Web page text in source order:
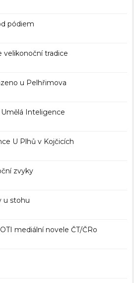
pódiem
velikonoční tradice
u Pelhřimova
Umělá Inteligence
U Plhů v Kojčicích
zvyky
u stohu
mediální novele ČT/ČRo